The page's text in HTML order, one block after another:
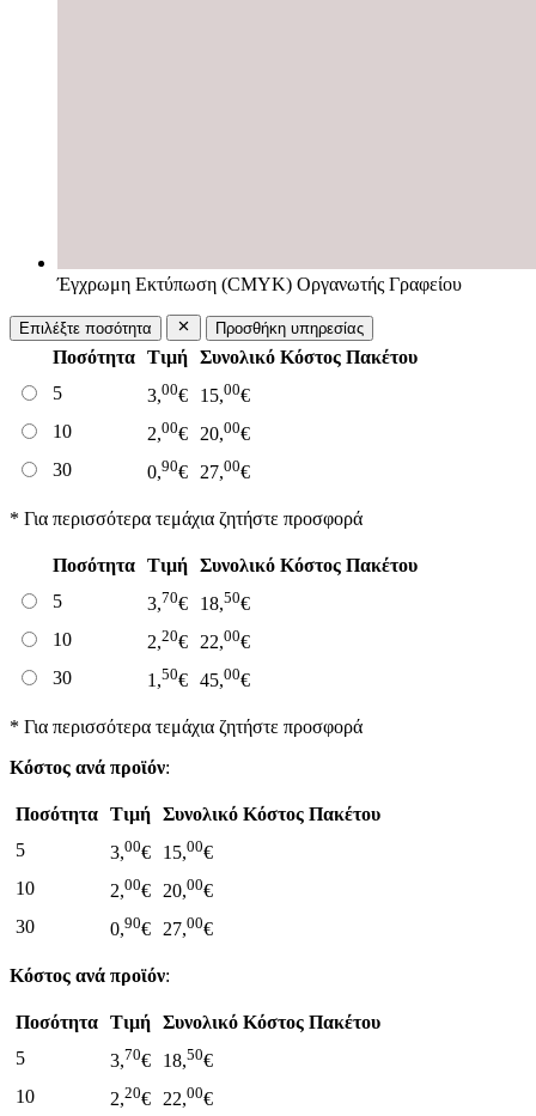
Έγχρωμη Εκτύπωση (CMYK) Οργανωτής Γραφείου
Επιλέξτε ποσότητα Προσθήκη υπηρεσίας
Ποσότητα Τιμή Συνολικό Κόστος Πακέτου
5
3,00€ 15,00€
10
2,00€ 20,00€
30
0,90€ 27,00€
* Για περισσότερα τεμάχια ζητήστε προσφορά
Ποσότητα Τιμή Συνολικό Κόστος Πακέτου
5
3,70€ 18,50€
10
2,20€ 22,00€
30
1,50€ 45,00€
* Για περισσότερα τεμάχια ζητήστε προσφορά
Κόστος ανά προϊόν:
Ποσότητα Τιμή Συνολικό Κόστος Πακέτου
5
3,00€ 15,00€
10
2,00€ 20,00€
30
0,90€ 27,00€
Κόστος ανά προϊόν:
Ποσότητα Τιμή Συνολικό Κόστος Πακέτου
5
3,70€ 18,50€
10
2,20€ 22,00€